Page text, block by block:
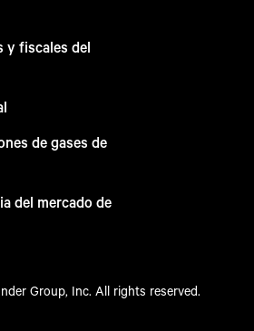
y fiscales del
de gases de
del mercado de
Group, Inc. All rights reserved.